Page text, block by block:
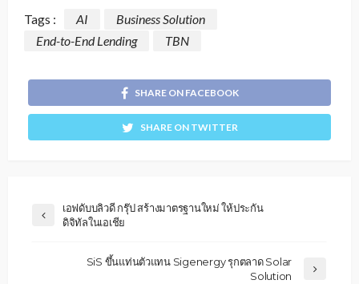
Tags : AI
Business Solution
End-to-End Lending
TBN
SHARE ON FACEBOOK
SHARE ON TWITTER
เอฟดับบลิวดี กรุ๊ป สร้างมาตรฐานใหม่ ให้ประกัน
ดิจิทัลในเอเชีย
SiS ขึ้นแท่นตัวแทน Sigenergy รุกตลาด Solar
Solution